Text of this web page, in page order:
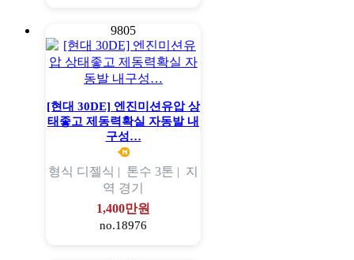
9805
[현대 30DE] 엔진미션유압 상
태좋고 제동력확실 자동발 내
구성…
형식 디젤식 | 톤수 3톤 | 지
역 경기
1,400만원
no.18976